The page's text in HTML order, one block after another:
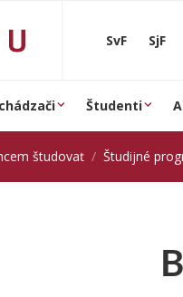
SvF SjF
Študenti
študovať Študijné